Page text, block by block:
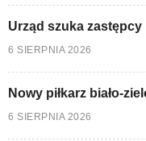
Urząd szuka zastępcy
6 SIERPNIA 2026
Nowy piłkarz biało-
6 SIERPNIA 2026